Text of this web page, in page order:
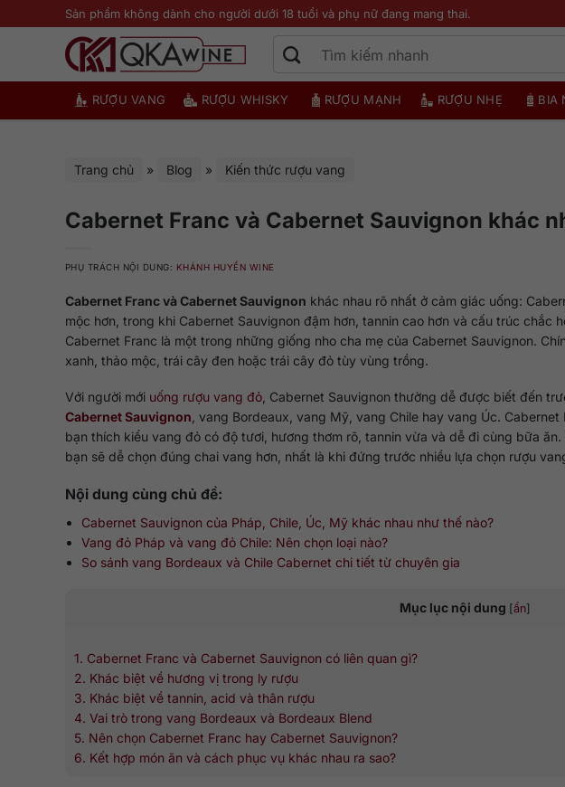
qua
Sản phẩm không dành cho người dưới 18 tuổi và phụ nữ đang mang thai.
RƯỢU VANG RƯỢU WHISKY RƯỢU MẠNH RƯỢU NHẸ BIA
Trang chủ » Blog » Kiến thức rượu vang
Cabernet Franc và Cabernet Sauvignon khác
PHỤ TRÁCH NỘI DUNG: KHÁNH HUYỀN WINE
Cabernet Franc và Cabernet Sauvignon khác nhau rõ nhất ở cảm giác uống:
mộc hơn, trong khi Cabernet Sauvignon đậm hơn, tannin cao hơn và cấu trúc chắc
Cabernet Franc là một trong những giống nho cha mẹ của Cabernet Sauvignon.
xanh, thảo mộc, trái cây đen hoặc trái cây đỏ tùy vùng trồng.
Với người mới uống rượu vang đỏ , Cabernet Sauvignon thường dễ được biết đến
Cabernet Sauvignon , vang Bordeaux, vang Mỹ, vang Chile hay vang Úc.
bạn thích kiểu vang đỏ có độ tươi, hương thơm rõ, tannin vừa và dễ đi cùng bữa
bạn sẽ dễ chọn đúng chai vang hơn, nhất là khi đứng trước nhiều lựa chọn rượu
Nội dung cùng chủ đề:
Cabernet Sauvignon của Pháp, Chile, Úc, Mỹ khác nhau như thế nào?
Vang đỏ Pháp và vang đỏ Chile: Nên chọn loại nào?
So sánh vang Bordeaux và Chile Cabernet chi tiết từ chuyên gia
Mục lục nội dung [ẩn]
1. Cabernet Franc và Cabernet Sauvignon có liên quan gì?
2. Khác biệt về hương vị trong ly rượu
3. Khác biệt về tannin, acid và thân rượu
4. Vai trò trong vang Bordeaux và Bordeaux Blend
5. Nên chọn Cabernet Franc hay Cabernet Sauvignon?
6. Kết hợp món ăn và cách phục vụ khác nhau ra sao?